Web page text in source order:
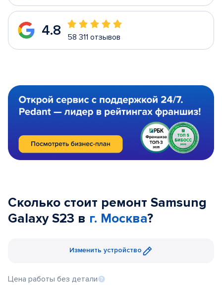
4.8 58 311 отзывов
Сколько стоит ремонт Samsung
Galaxy S23 в г. Москва?
Изменить устройство
Цена работы без детали